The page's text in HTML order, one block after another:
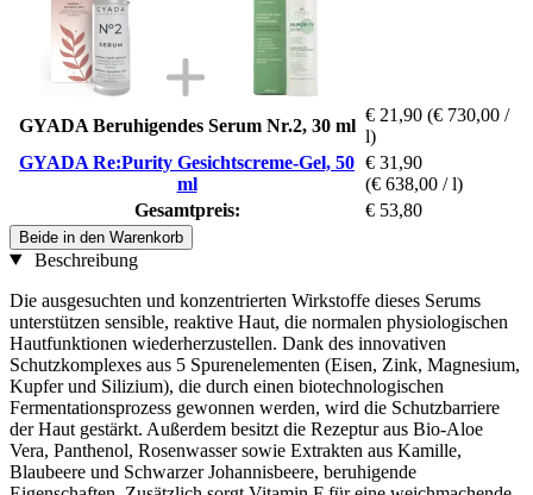
GYADA Beruhigendes Serum Nr.2, 30 ml
€ 21,90 (€ 730,00 /
l)
GYADA Re:Purity Gesichtscreme-Gel, 50
ml
€ 31,90
(€ 638,00 / l)
Gesamtpreis:
€ 53,80
Beide in den Warenkorb
Beschreibung
Die ausgesuchten und konzentrierten Wirkstoffe dieses Serums
unterstützen sensible, reaktive Haut, die normalen physiologischen
Hautfunktionen wiederherzustellen. Dank des innovativen
Schutzkomplexes aus 5 Spurenelementen (Eisen, Zink, Magnesium,
Kupfer und Silizium), die durch einen biotechnologischen
Fermentationsprozess gewonnen werden, wird die Schutzbarriere
der Haut gestärkt. Außerdem besitzt die Rezeptur aus Bio-Aloe
Vera, Panthenol, Rosenwasser sowie Extrakten aus Kamille,
Blaubeere und Schwarzer Johannisbeere, beruhigende